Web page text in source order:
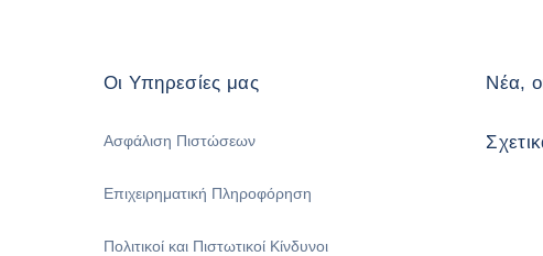
Οι Υπηρεσίες μας
Ασφάλιση Πιστώσεων
Επιχειρηματική Πληροφόρηση
Πολιτικοί και Πιστωτικοί Κίνδυνοι
Νέα,